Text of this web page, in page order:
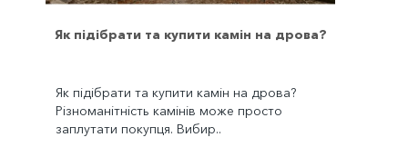
Як підібрати та купити камін на дрова?
Як підібрати та купити камін на дрова?
Різноманітність камінів може просто
заплутати покупця. Вибир..